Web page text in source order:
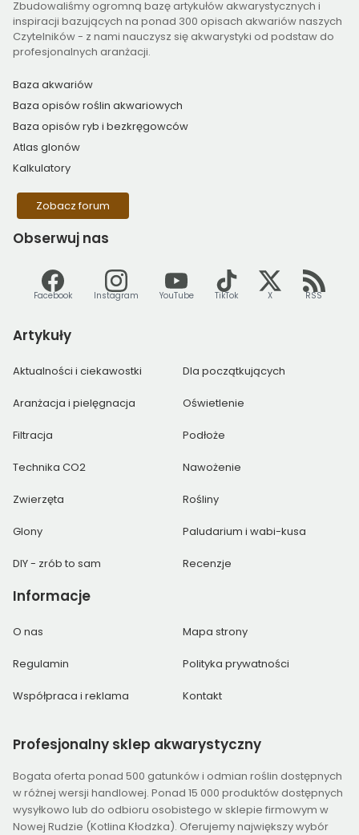
Zbudowaliśmy ogromną bazę artykułów akwarystycznych i
inspiracji bazujących na ponad 300 opisach akwariów naszych
Czytelników - z nami nauczysz się akwarystyki od podstaw do
profesjonalnych aranżacji.
Baza akwariów
Baza opisów roślin akwariowych
Baza opisów ryb i bezkręgowców
Atlas glonów
Kalkulatory
Zobacz forum
Obserwuj nas
Facebook Instagram YouTube TikTok X RSS
Artykuły
Aktualności i ciekawostki Dla początkujących
Aranżacja i pielęgnacja Oświetlenie
Filtracja Podłoże
Technika CO2 Nawożenie
Zwierzęta Rośliny
Glony Paludarium i wabi-kusa
DIY - zrób to sam Recenzje
Informacje
O nas Mapa strony
Regulamin Polityka prywatności
Współpraca i reklama Kontakt
Profesjonalny sklep akwarystyczny
Bogata oferta ponad 500 gatunków i odmian roślin dostępnych
w różnej wersji handlowej. Ponad 15 000 produktów dostępnych
wysyłkowo lub do odbioru osobistego w sklepie firmowym w
Nowej Rudzie (Kotlina Kłodzka). Oferujemy największy wybór